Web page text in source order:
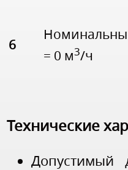
6
= 0 м3/ч
Технические
Допустимый